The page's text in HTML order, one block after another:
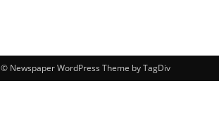
© Newspaper WordPress Theme by TagDiv